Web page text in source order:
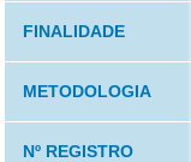
FINALIDADE
METODOLOGIA
Nº REGISTRO